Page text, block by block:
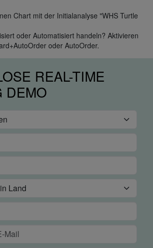
Chart mit der Initialanalyse "WHS Turtle
oder Automatisiert handeln? Aktivieren
oder AutoOrder.
REAL-TIME
DEMO